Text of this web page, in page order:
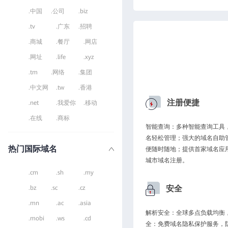
.中国 .公司 .biz
.tv .广东 .招聘
.商城 .餐厅 .网店
.网址 .life .xyz
.tm .网络 .集团
.中文网 .tw .香港
.net .我爱你 .移动
.在线 .商标
热门国际域名
.cm .sh .my
.bz .sc .cz
.mn .ac .asia
.mobi .ws .cd
注册便捷
智能查询：多种智能查询工具
名轻松管理；强大的域名自
便随时随地；提供首家域名应
城市域名注册。
安全
解析安全：全球多点负载均
全：免费域名隐私保护服务，